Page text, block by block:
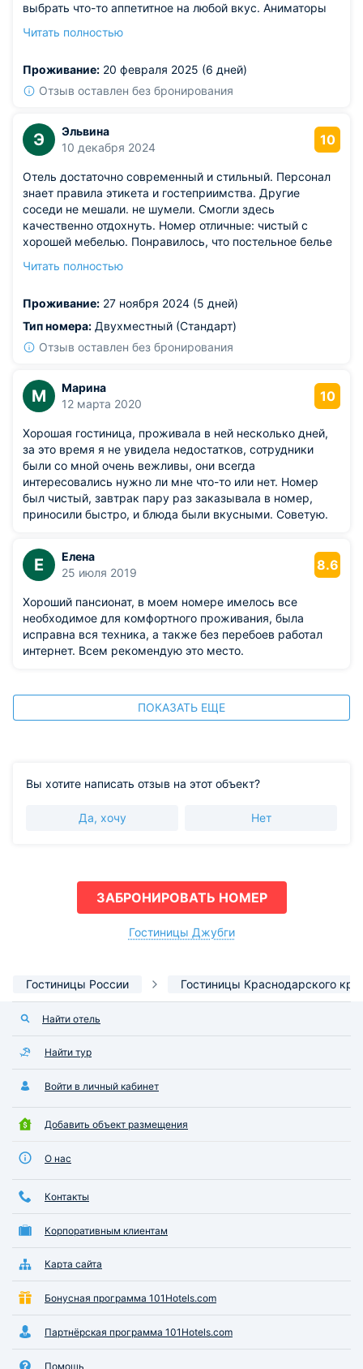
выбрать что-то аппетитное на любой вкус. Аниматоры
Номер просторный, в хорошем состоянии и с
Из недостатков: единственный минус - небольшое
количество уборщиц в корпусе "Магнолия", но со
приедем сюда еще раз!
Читать полностью
Проживание: 20 февраля 2025 (6 дней)
Отзыв оставлен без бронирования
Э
Эльвина
10 декабря 2024
10
Отель достаточно современный и стильный. Персонал
знает правила этикета и гостеприимства. Другие
соседи не мешали. не шумели. Смогли здесь
качественно отдохнуть. Номер отличные: чистый с
хорошей мебелью. Понравилось, что постельное белье
новой или просто в отличном состоянии. Расположение
минуту. Все находится очень близко. Летом вернемся
сто процентов.
Читать полностью
Проживание: 27 ноября 2024 (5 дней)
Тип номера: Двухместный (Стандарт)
Отзыв оставлен без бронирования
М
Марина
12 марта 2020
10
Хорошая гостиница, проживала в ней несколько дней,
за это время я не увидела недостатков, сотрудники
были со мной очень вежливы, они всегда
интересовались нужно ли мне что-то или нет. Номер
был чистый, завтрак пару раз заказывала в номер,
приносили быстро, и блюда были вкусными. Советую.
Е
Елена
25 июля 2019
8.6
Хороший пансионат, в моем номере имелось все
необходимое для комфортного проживания, была
исправна вся техника, а также без перебоев работал
интернет. Всем рекомендую это место.
ПОКАЗАТЬ ЕЩЕ
Вы хотите написать отзыв на этот объект?
Да, хочу Нет
ЗАБРОНИРОВАТЬ НОМЕР
Гостиницы Джубги
Гостиницы России Гостиницы Краснодарского
Найти отель
Найти тур
Войти в личный кабинет
Добавить объект размещения
О нас
Контакты
Корпоративным клиентам
Карта сайта
Бонусная программа 101Hotels.com
Партнёрская программа 101Hotels.com
Помощь